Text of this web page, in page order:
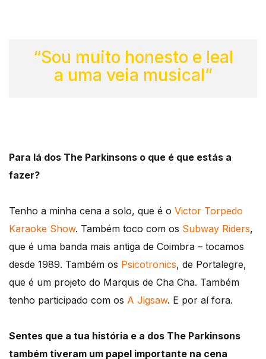
“Sou muito honesto e leal
a uma veia musical”
Para lá dos The Parkinsons o que é que estás a
fazer?
Tenho a minha cena a solo, que é o Victor Torpedo
Karaoke Show. Também toco com os Subway Riders,
que é uma banda mais antiga de Coimbra – tocamos
desde 1989. Também os Psicotronics, de Portalegre,
que é um projeto do Marquis de Cha Cha. Também
tenho participado com os A Jigsaw. E por aí fora.
Sentes que a tua história e a dos The Parkinsons
também tiveram um papel importante na cena